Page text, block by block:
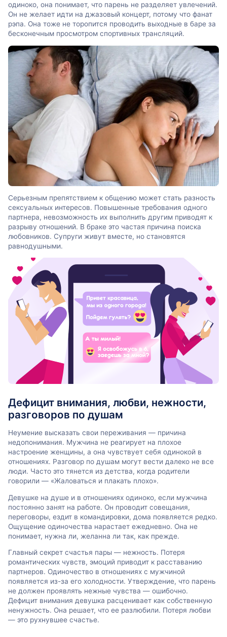
одиноко, она понимает, что парень не разделяет увлечений.
Он не желает идти на джазовый концерт, потому что фанат
рэпа. Она тоже не торопится проводить выходные в баре за
бесконечным просмотром спортивных трансляций.
Серьезным препятствием к общению может стать разность
сексуальных интересов. Повышенные требования одного
партнера, невозможность их выполнить другим приводят к
разрыву отношений. В браке это частая причина поиска
любовников. Супруги живут вместе, но становятся
равнодушными.
Дефицит внимания, любви, нежности,
разговоров по душам
Неумение высказать свои переживания — причина
недопонимания. Мужчина не реагирует на плохое
настроение женщины, а она чувствует себя одинокой в
отношениях. Разговор по душам могут вести далеко не все
люди. Часто это тянется из детства, когда родители
говорили — «Жаловаться и плакать плохо».
Девушке на душе и в отношениях одиноко, если мужчина
постоянно занят на работе. Он проводит совещания,
переговоры, ездит в командировки, дома появляется редко.
Ощущение одиночества нарастает ежедневно. Она не
понимает, нужна ли, желанна ли так, как прежде.
Главный секрет счастья пары — нежность. Потеря
романтических чувств, эмоций приводит к расставанию
партнеров. Одиночество в отношениях с мужчиной
появляется из-за его холодности. Утверждение, что парень
не должен проявлять нежные чувства — ошибочно.
Дефицит внимания девушка расценивает как собственную
ненужность. Она решает, что ее разлюбили. Потеря любви
— это рухнувшее счастье.